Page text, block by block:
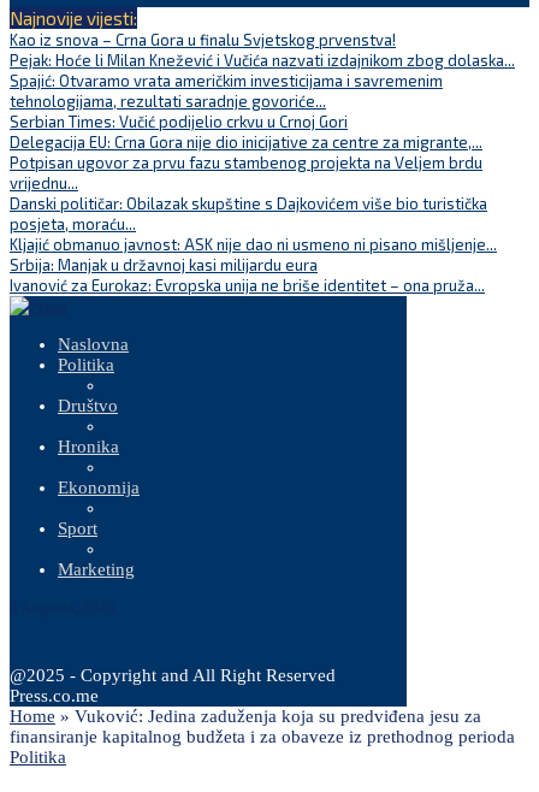
Najnovije vijesti:
Kao iz snova – Crna Gora u finalu Svjetskog prvenstva!
Pejak: Hoće li Milan Knežević i Vučića nazvati izdajnikom zbog dolaska...
Spajić: Otvaramo vrata američkim investicijama i savremenim
tehnologijama, rezultati saradnje govoriće...
Serbian Times: Vučić podijelio crkvu u Crnoj Gori
Delegacija EU: Crna Gora nije dio inicijative za centre za migrante,...
Potpisan ugovor za prvu fazu stambenog projekta na Veljem brdu
vrijednu...
Danski političar: Obilazak skupštine s Dajkovićem više bio turistička
posjeta, moraću...
Kljajić obmanuo javnost: ASK nije dao ni usmeno ni pisano mišljenje...
Srbija: Manjak u državnoj kasi milijardu eura
Ivanović za Eurokaz: Evropska unija ne briše identitet – ona pruža...
Naslovna
Politika
Društvo
Hronika
Ekonomija
Sport
Marketing
@2025 - Copyright and All Right Reserved
Press.co.me
Home » Vuković: Jedina zaduženja koja su predviđena jesu za
finansiranje kapitalnog budžeta i za obaveze iz prethodnog perioda
Politika